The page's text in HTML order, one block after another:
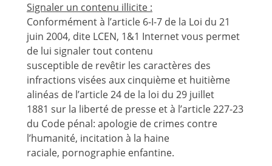
Signaler un contenu illicite :
Conformément à l’article 6-I-7 de la Loi du 21
juin 2004, dite LCEN, 1&1 Internet vous permet
de lui signaler tout contenu
susceptible de revêtir les caractères des
infractions visées aux cinquième et huitième
alinéas de l’article 24 de la loi du 29 juillet
1881 sur la liberté de presse et à l’article 227-23
du Code pénal: apologie de crimes contre
l’humanité, incitation à la haine
raciale, pornographie enfantine.